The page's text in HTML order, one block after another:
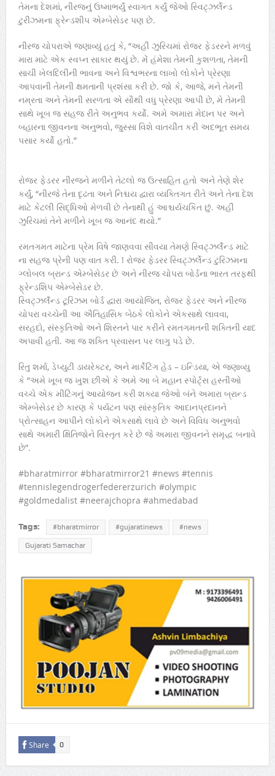
તેમના દેશમાં, નીરજનું ઉષ્માભર્યું સ્વાગત કર્યું જેઓ સ્વિટ્ઝર્લેન્ડ
ટુરીઝમના ફ્રેન્ડશીપ એમ્બેસેડર પણ છે.
નીરજ ચોપરાએ જણાવ્યું હતું કે, “અહીં ઝુરિચમાં રોજર ફેડરરને મળવું
મારા માટે એક સ્વપ્ન સાકાર થયું છે. મેં હંમેશા તેમની કુશળતા, તેમની
સાચી ખેલદિલીની ભાવના અને વિશ્વભરના લાખો લોકોને પ્રેરણા
આપવાની તેમની ક્ષમતાની પ્રશંસા કરી છે. જો કે, આજે, મને તેમની
નમ્રતા અને તેમની સરળતા એ સૌથી વધુ પ્રેરણા આપી છે, મે તેમની
સાથે ખૂબ જ સહજ રીતે અનુભવ કર્યો. અમે અમારા મેદાન પર અને
બહારના જીવનના અનુભવો, જુસ્સા વિશે વાતચીત કરી અદભૂત સમય
પસાર કર્યો હતો.”
રોજર ફેડરર નીરજને મળીને તેટલો જ ઉત્સાહિત હતો અને તેણે શેર
કર્યું, “નીરજે તેના દૃઢતા અને નિશ્ચય દ્વારા વ્યક્તિગત રીતે અને તેના દેશ
માટે કેટલી સિદ્ધિઓ મેળવી છે તેનાથી હું આશ્ચર્યચકિત છું. અહીં
ઝુરિચમાં તેને મળીને ખૂબ જ આનંદ થયો.”
રમતગમત માટેના પ્રેમ વિષે જાણવવા સીવયા તેમણે સ્વિટ્ઝર્લૅન્ડ માટે
ના સહજ પ્રેની પણ વાત કરી. ! રોજર ફેડરર સ્વિટ્ઝર્લેન્ડ ટુરિઝમના
ગ્લોબલ બ્રાન્ડ એમ્બેસેડર છે અને નીરજ ચોપરા બોર્ડના ભારત તરફથી
ફ્રેન્ડશિપ એમ્બેસેડર છે.
સ્વિટ્ઝર્લૅન્ડ ટૂરિઝમ બોર્ડ દ્વારા આયોજિત, રોજર ફેડરર અને નીરજ
ચોપરા વચ્ચેની આ ઐતિહાસિક બેઠકે લોકોને એકસાથે લાવવા,
સરહદો, સંસ્કૃતિઓ અને શિસ્તને પાર કરીને રમતગમતની શક્તિની યાદ
અપાવી હતી. આ જ શક્તિ પ્રવાસન પર લાગુ પડે છે.
રિતુ શર્મા, ડેપ્યુટી ડાયરેક્ટર, અને માર્કેટિંગ હેડ – ઇન્ડિયા, એ જણાવ્યુ
કે “અમે ખૂબ જ ખુશ છીએ કે અમે આ બે મહાન સ્પોર્ટ્સ હસ્તીઓ
વચ્ચે એક મીટિંગનું આયોજન કરી શક્યા જેઓ બંને અમારા બ્રાન્ડ
એમ્બેસેડર છે કારણ કે પર્યટન પણ સાંસ્કૃતિક આદાનપ્રદાનને
પ્રોત્સાહન આપીને લોકોને એકસાથે લાવે છે અને વિવિધ અનુભવો
સાથે અમારી ક્ષિતિજોને વિસ્તૃત કરે છે જે અમારા જીવનને સમૃદ્ધ બનાવે
છે”.
#bharatmirror #bharatmirror21 #news #tennis
#tennislegendrogerfedererzurich #olympic
#goldmedalist #neerajchopra #ahmedabad
Tags: #bharatmirror #gujaratinews #news
Gujarati Samachar
Share 0